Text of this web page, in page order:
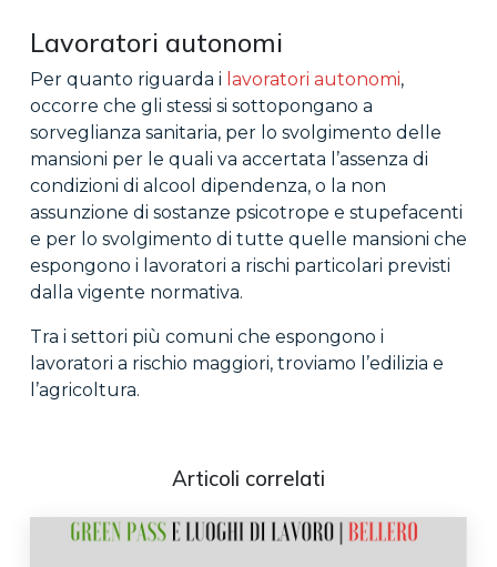
Lavoratori autonomi
Per quanto riguarda i lavoratori autonomi,
occorre che gli stessi si sottopongano a
sorveglianza sanitaria, per lo svolgimento delle
mansioni per le quali va accertata l’assenza di
condizioni di alcool dipendenza, o la non
assunzione di sostanze psicotrope e stupefacenti
e per lo svolgimento di tutte quelle mansioni che
espongono i lavoratori a rischi particolari previsti
dalla vigente normativa.
Tra i settori più comuni che espongono i
lavoratori a rischio maggiori, troviamo l’edilizia e
l’agricoltura.
Articoli correlati